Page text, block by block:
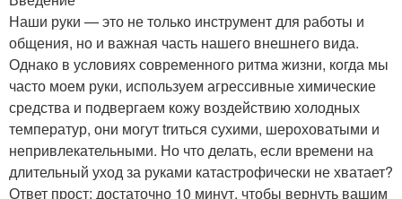
Минуты для ухода Советы по уходу
Уход за ногтями Зимний уход
Наши руки — это не только инструмент для работы и
общения, но и важная часть нашего внешнего вида.
Однако в условиях современного ритма жизни, когда мы
часто моем руки, используем агрессивные химические
средства и подвергаем кожу воздействию холодных
температур, они могут trиться сухими, шероховатыми и
непривлекательными. Но что делать, если времени на
длительный уход за руками катастрофически не хватает?
Ответ прост: достаточно 10 минут, чтобы вернуть вашим